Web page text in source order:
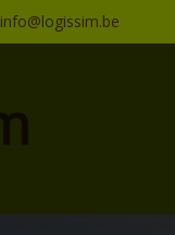
info@logissim.be